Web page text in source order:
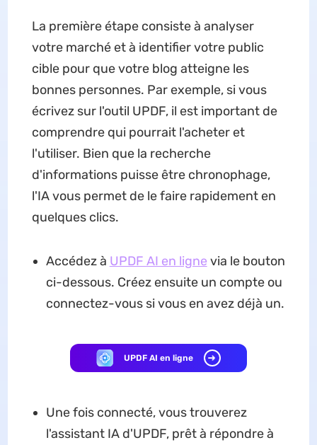
La première étape consiste à analyser
votre marché et à identifier votre public
cible pour que votre blog atteigne les
bonnes personnes. Par exemple, si vous
écrivez sur l'outil UPDF, il est important de
comprendre qui pourrait l'acheter et
l'utiliser. Bien que la recherche
d'informations puisse être chronophage,
l'IA vous permet de le faire rapidement en
quelques clics.
Accédez à UPDF AI en ligne via le bouton
ci-dessous. Créez ensuite un compte ou
connectez-vous si vous en avez déjà un.
UPDF AI en ligne
Une fois connecté, vous trouverez
l'assistant IA d'UPDF, prêt à répondre à